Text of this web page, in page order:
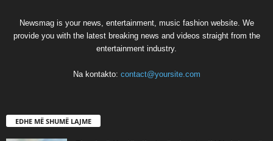
Newsmag is your news, entertainment, music fashion website. We
provide you with the latest breaking news and videos straight from the
entertainment industry.
Na kontakto: contact@yoursite.com
EDHE MË SHUMË LAJME